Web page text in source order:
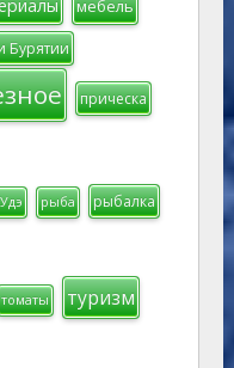
мебель
Бурятии
прическа
рыба рыбалка
томаты туризм